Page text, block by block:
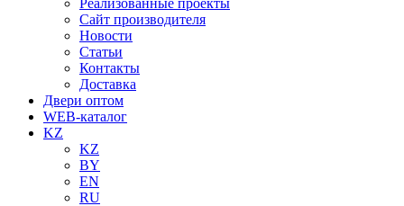
Реализованные проекты
Сайт производителя
Новости
Статьи
Контакты
Доставка
Двери оптом
WEB-каталог
KZ
KZ
BY
EN
RU